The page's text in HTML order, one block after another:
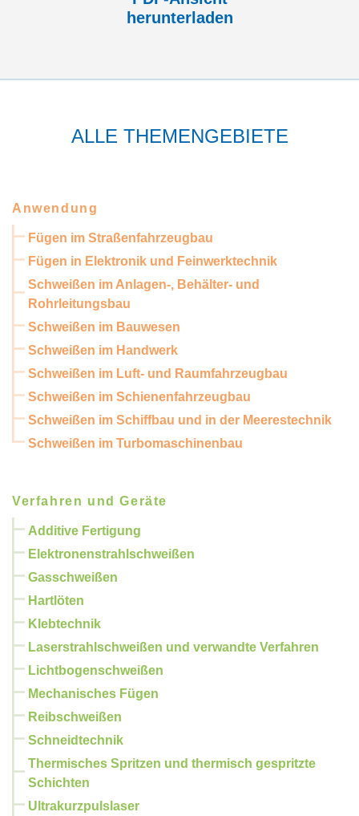
herunterladen
ALLE THEMENGEBIETE
Anwendung
Fügen im Straßenfahrzeugbau
Fügen in Elektronik und Feinwerktechnik
Schweißen im Anlagen-, Behälter- und
Rohrleitungsbau
Schweißen im Bauwesen
Schweißen im Handwerk
Schweißen im Luft- und Raumfahrzeugbau
Schweißen im Schienenfahrzeugbau
Schweißen im Schiffbau und in der Meerestechnik
Schweißen im Turbomaschinenbau
Verfahren und Geräte
Additive Fertigung
Elektronenstrahlschweißen
Gasschweißen
Hartlöten
Klebtechnik
Laserstrahlschweißen und verwandte Verfahren
Lichtbogenschweißen
Mechanisches Fügen
Reibschweißen
Schneidtechnik
Thermisches Spritzen und thermisch gespritzte
Schichten
Ultrakurzpulslaser